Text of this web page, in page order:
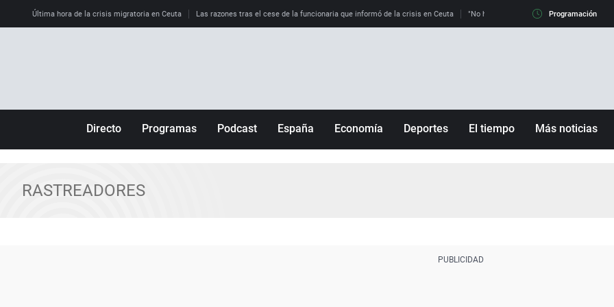
Última hora de la crisis migratoria en Ceuta Las razones tras el cese de la funcionaria que informó de la crisis en Ceuta "No hay mafias, que no nos engañen":
Programación
Directo Programas
Julia en la onda
Podcast España Economía Deportes El tiempo Más noticias
RASTREADORES